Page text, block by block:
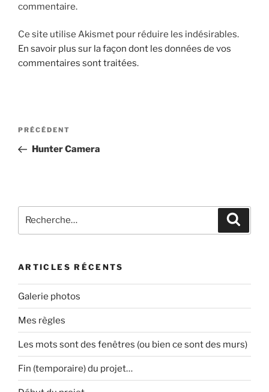
commentaire.
Ce site utilise Akismet pour réduire les indésirables.
En savoir plus sur la façon dont les données de vos
commentaires sont traitées.
Navigation
l’article
Article
précédent
PRÉCÉDENT
Hunter Camera
pour
ARTICLES RÉCENTS
Galerie photos
Mes règles
Les mots sont des fenêtres (ou bien ce sont des murs)
Fin (temporaire) du projet…